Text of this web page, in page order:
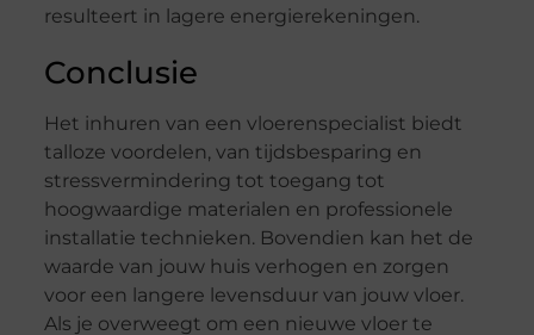
resulteert in lagere energierekeningen.
Conclusie
Het inhuren van een vloerenspecialist biedt
talloze voordelen, van tijdsbesparing en
stressvermindering tot toegang tot
hoogwaardige materialen en professionele
installatie technieken. Bovendien kan het de
waarde van jouw huis verhogen en zorgen
voor een langere levensduur van jouw vloer.
Als je overweegt om een nieuwe vloer te